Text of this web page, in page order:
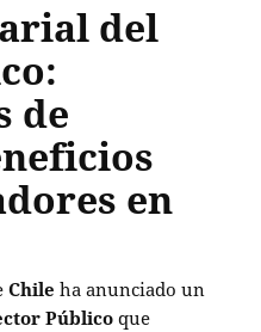
del
de
en
Chile ha anunciado un
Públicoque